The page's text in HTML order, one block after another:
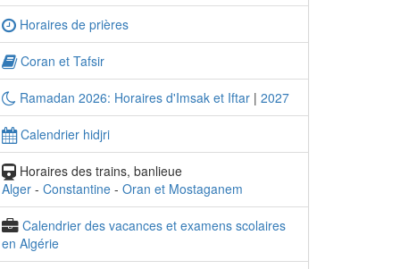
Horaires de prières
Coran et Tafsir
Ramadan 2026: Horaires d'Imsak et Iftar | 2027
Calendrier hidjri
Horaires des trains, banlieue
Alger - Constantine - Oran et Mostaganem
Calendrier des vacances et examens scolaires
en Algérie